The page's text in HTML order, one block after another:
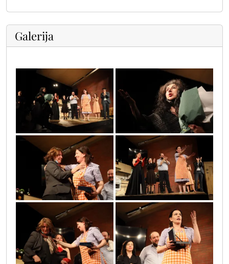
Galerija
sif_3195 sif_3182
sif_3197 sif_3219